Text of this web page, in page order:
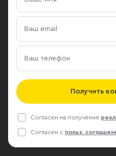
Получить
Согласен на получение
Согласен с польз.